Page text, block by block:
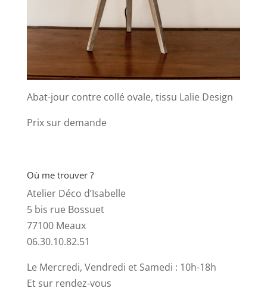
Abat-jour contre collé ovale, tissu Lalie Design
Prix sur demande
Où me trouver ?
Atelier Déco d’Isabelle
5 bis rue Bossuet
77100 Meaux
06.30.10.82.51
Le Mercredi, Vendredi et Samedi : 10h-18h
Et sur rendez-vous